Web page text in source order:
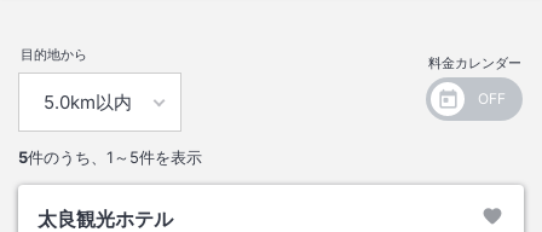
目的地から 料金カレンダー
5件のうち、 1～5件を表示
太良観光ホテル